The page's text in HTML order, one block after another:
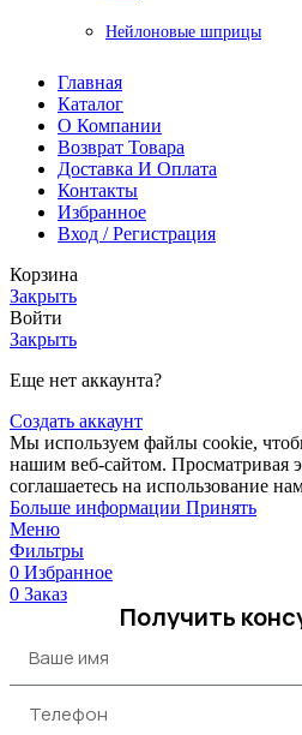
Нейлоновые шприцы
Главная
Каталог
О Компании
Возврат Товара
Доставка И Оплата
Контакты
Избранное
Вход / Регистрация
Корзина
Закрыть
Войти
Закрыть
Еще нет аккаунта?
Создать аккаунт
Мы используем файлы cookie,
нашим веб-сайтом. Просматривая
соглашаетесь на использование
Больше информации Принять
Меню
Фильтры
0 Избранное
0 Заказ
Получить